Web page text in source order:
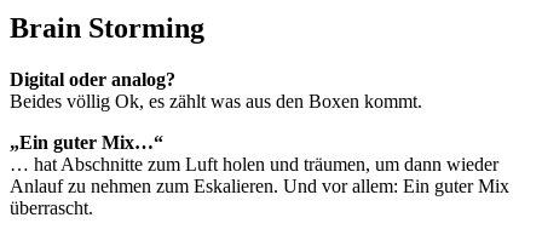
Brain Storming
Digital oder analog?
Beides völlig Ok, es zählt was aus den Boxen kommt.
„Ein guter Mix…“
… hat Abschnitte zum Luft holen und träumen, um dann wieder
Anlauf zu nehmen zum Eskalieren. Und vor allem: Ein guter Mix
überrascht.